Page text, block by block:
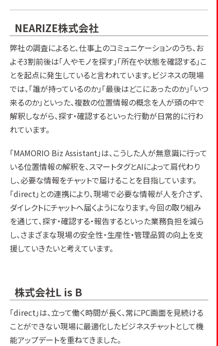
NEARIZE株式会社
弊社の調査によると、仕事上のコミュニケーションのうち、お
よそ3割前後は「人やモノを探す」「所在や状態を確認する」こ
とを起点に発生していると言われています。ビジネスの現場
では、「誰が持っているのか」「最後はどこにあったのか」「いつ
来るのか」といった、複数の位置情報の概念を人が頭の中で
解釈しながら、探す・確認するといった行動が日常的に行わ
れています。
「MAMORIO Biz Assistant」は、こうした人が無意識に行って
いる位置情報の解釈を、スマートタグとAIによって肩代わり
し、必要な情報をチャットで届けることを目指しています。
「direct」との連携により、現場で必要な情報が人を介さず、
ダイレクトにチャットへ届くようになります。今回の取り組み
を通じて、探す・確認する・報告するといった業務負担を減ら
し、さまざまな現場の安全性・生産性・管理品質の向上を支
援していきたいと考えています。
株式会社L is B
「direct」は、立って働く時間が長く、常にPC画面を見続ける
ことができない現場に最適化したビジネスチャットとして機
能アップデートを重ねてきました。